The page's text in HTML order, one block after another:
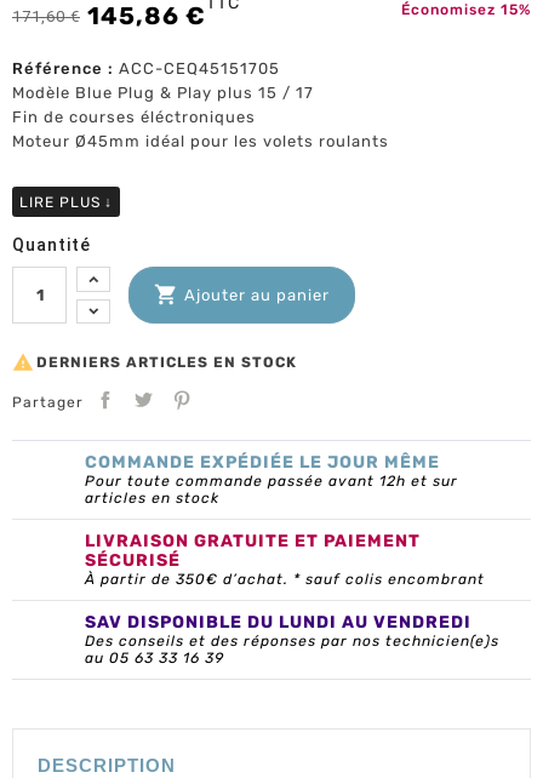
171,60 € 145,86 € Économisez 15%
Référence : ACC-CEQ45151705
Modèle Blue Plug & Play plus 15 / 17
Fin de courses éléctroniques
Moteur Ø45mm idéal pour les volets roulants
LIRE PLUS ↓
Quantité
 Ajouter au panier
 DERNIERS ARTICLES EN STOCK
Partager
COMMANDE EXPÉDIÉE LE JOUR MÊME
Pour toute commande passée avant 12h et sur
articles en stock
LIVRAISON GRATUITE ET PAIEMENT
SÉCURISÉ
À partir de 350€ d’achat. * sauf colis encombrant
SAV DISPONIBLE DU LUNDI AU VENDREDI
Des conseils et des réponses par nos technicien(e)s
au 05 63 33 16 39
DESCRIPTION